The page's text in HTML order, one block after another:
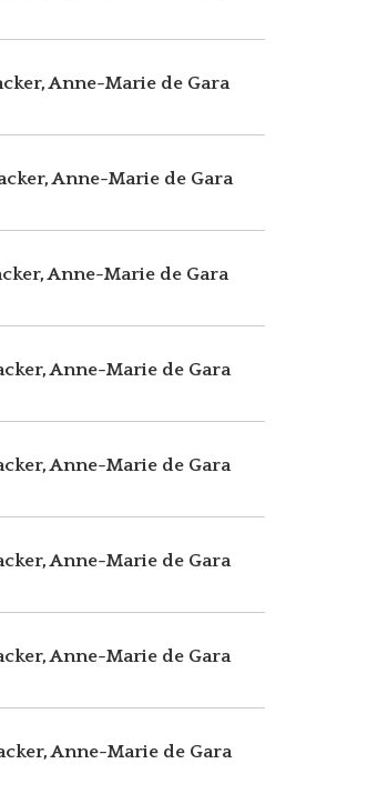
Anne-Marie de Gara
Anne-Marie de Gara
Anne-Marie de Gara
Anne-Marie de Gara
Anne-Marie de Gara
Anne-Marie de Gara
Anne-Marie de Gara
Anne-Marie de Gara